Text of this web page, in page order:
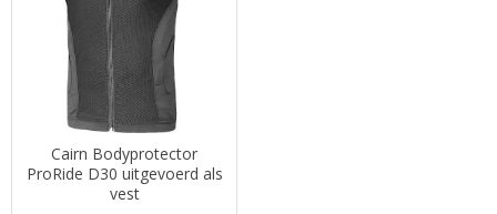
Cairn Bodyprotector
ProRide D30 uitgevoerd als
vest